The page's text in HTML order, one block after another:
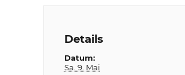
Details
Datum:
Sa. 9. Mai